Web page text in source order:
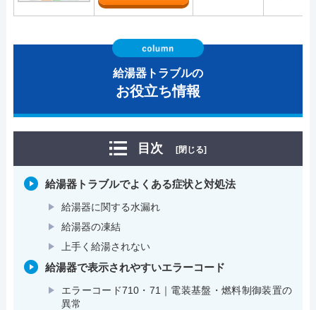
給湯器トラブルの
お役立ち情報
目次 [閉じる]
給湯器トラブルでよくある症状と対処法
給湯器に関する水漏れ
給湯器の凍結
上手く給湯されない
給湯器で表示されやすいエラーコード
エラーコード710・71｜電装基盤・燃料制御装置の
異常